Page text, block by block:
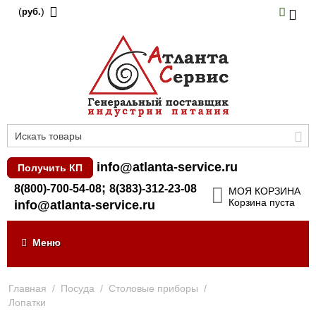
(руб.)
Получить КП info@atlanta-service.ru
8(800)-700-54-08; 8(383)-312-23-08
info@atlanta-service.ru
МОЯ КОРЗИНА
Корзина пуста
Меню
Главная / Посуда / Столовые приборы /
Лопатки